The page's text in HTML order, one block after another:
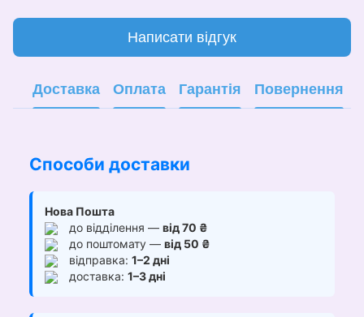
Написати відгук
Доставка Оплата Гарантія Повернення
Способи доставки
Нова Пошта
до відділення — від 70 ₴
до поштомату — від 50 ₴
відправка: 1–2 дні
доставка: 1–3 дні